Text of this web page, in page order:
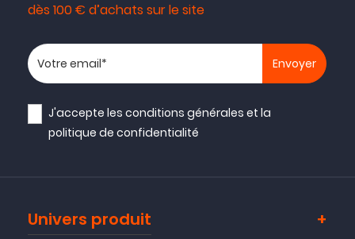
dès 100 € d’achats sur le site
Votre adresse email
J'accepte lesconditions générales et la
politique de confidentialité
Univers produit